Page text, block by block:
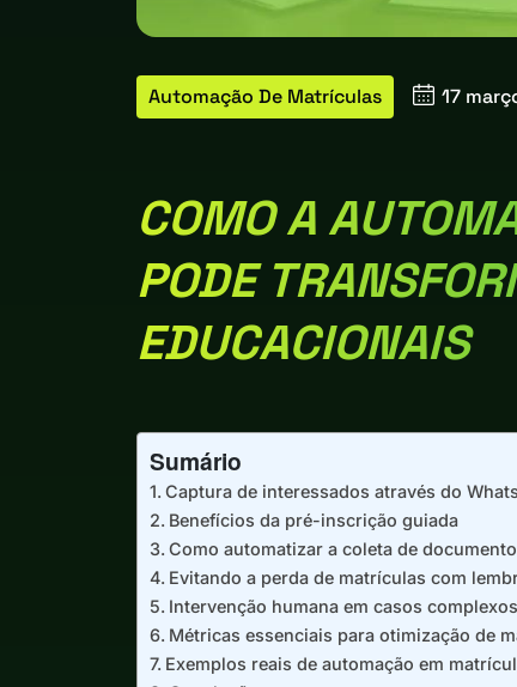
Automação De Matrículas 17
COMO A
PODE
EDUCACIONAIS
Sumário
Captura de interessados através do
Benefícios da pré-inscrição guiada
Como automatizar a coleta de
Evitando a perda de matrículas com
Intervenção humana em casos complexos
Métricas essenciais para otimização de
Exemplos reais de automação em